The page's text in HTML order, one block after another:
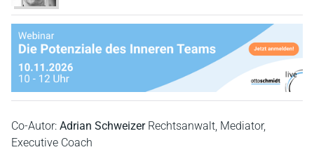
Co-Autor: Adrian Schweizer Rechtsanwalt, Mediator,
Executive Coach